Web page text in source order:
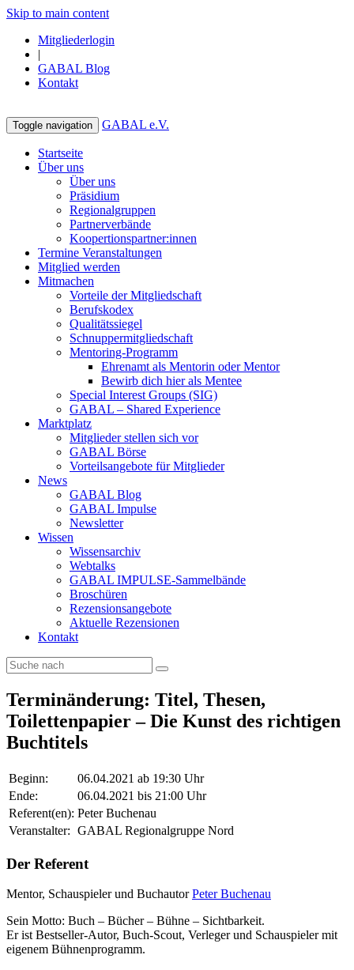
Skip to main content
Mitgliederlogin
|
GABAL Blog
Kontakt
Toggle navigation GABAL e.V.
Startseite
Über uns
Über uns
Präsidium
Regionalgruppen
Partnerverbände
Koopertionspartner:innen
Termine Veranstaltungen
Mitglied werden
Mitmachen
Vorteile der Mitgliedschaft
Berufskodex
Qualitätssiegel
Schnuppermitgliedschaft
Mentoring-Programm
Ehrenamt als Mentorin oder Mentor
Bewirb dich hier als Mentee
Special Interest Groups (SIG)
GABAL – Shared Experience
Marktplatz
Mitglieder stellen sich vor
GABAL Börse
Vorteilsangebote für Mitglieder
News
GABAL Blog
GABAL Impulse
Newsletter
Wissen
Wissensarchiv
Webtalks
GABAL IMPULSE-Sammelbände
Broschüren
Rezensionsangebote
Aktuelle Rezensionen
Kontakt
Terminänderung: Titel, Thesen,
Toilettenpapier – Die Kunst des richtigen
Buchtitels
Beginn:
06.04.2021 ab 19:30 Uhr
Ende:
06.04.2021 bis 21:00 Uhr
Referent(en): Peter Buchenau
Veranstalter: GABAL Regionalgruppe Nord
Der Referent
Mentor, Schauspieler und BuchautorPeter Buchenau
Sein Motto: Buch – Bücher – Bühne – Sichtbarkeit.
Er ist Bestseller-Autor, Buch-Scout, Verleger und Schauspieler mit
eigenem Bühnenprogramm.